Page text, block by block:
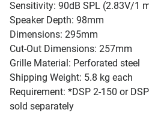
Sensitivity: 90dB SPL (2.83V/1
Speaker Depth: 98mm
Dimensions: 295mm
Cut-Out Dimensions: 257mm
Grille Material: Perforated steel
Shipping Weight: 5.8 kg each
Requirement: *DSP 2-150 or
sold separately